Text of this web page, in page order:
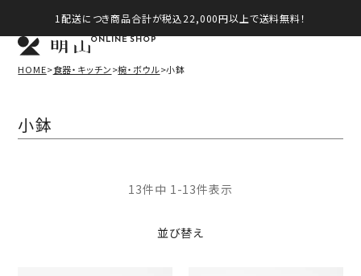
1配送につき商品合計が税込22,000円以上で送料無料！
ONLINE SHOP
HOME 食器・キッチン 椀・ボウル 小鉢
小鉢
並び替え
13件中 1 -13件表示